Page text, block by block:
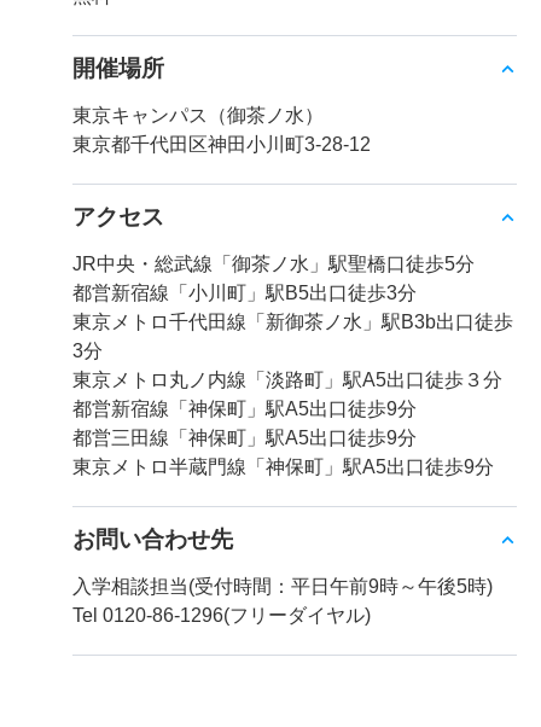
開催場所
東京キャンパス（御茶ノ水）
東京都千代田区神田小川町3-28-12
アクセス
JR中央・総武線「御茶ノ水」駅聖橋口徒歩5分
都営新宿線「小川町」駅B5出口徒歩3分
東京メトロ千代田線「新御茶ノ水」駅B3b出口徒歩
3分
東京メトロ丸ノ内線「淡路町」駅A5出口徒歩３分
都営新宿線「神保町」駅A5出口徒歩9分
都営三田線「神保町」駅A5出口徒歩9分
東京メトロ半蔵門線「神保町」駅A5出口徒歩9分
お問い合わせ先
入学相談担当(受付時間：平日午前9時～午後5時)
Tel 0120-86-1296(フリーダイヤル)